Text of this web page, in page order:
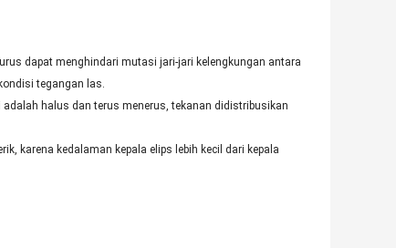
dapat menghindari mutasi jari-jari kelengkungan antara
tegangan las.
halus dan terus menerus, tekanan didistribusikan
karena kedalaman kepala elips lebih kecil dari kepala